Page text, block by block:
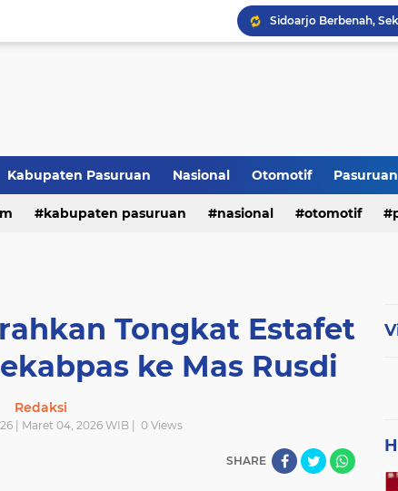
Kabupaten Pasuruan Nasional Otomotif Pasuruan
kabupaten pasuruan nasional otomotif
Tongkat Estafet
ke Mas Rusdi
Redaksi
| Maret 04, 2026 WIB | 0Views
SHARE